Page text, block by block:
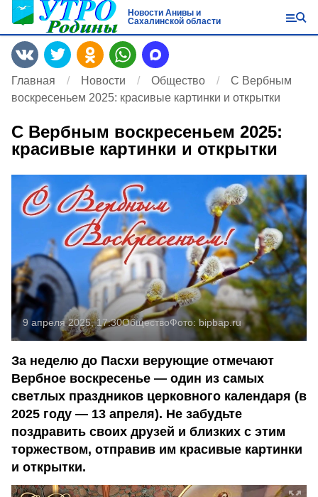
Новости Анивы и
Сахалинской области
Главная Новости Общество
С Вербным
воскресеньем 2025: красивые картинки и открытки
С Вербным воскресеньем 2025:
красивые картинки и открытки
9 апреля 2025, 17:30ОбществоФото:bipbap.ru
За неделю до Пасхи верующие отмечают
Вербное воскресенье — один из самых
светлых праздников церковного календаря (в
2025 году — 13 апреля). Не забудьте
поздравить своих друзей и близких с этим
торжеством, отправив им красивые картинки
и открытки.